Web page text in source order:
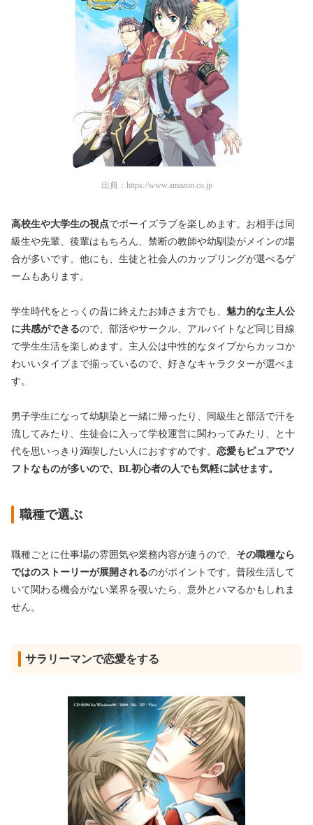
出典： https://www.amazon.co.jp
高校生や大学生の視点でボーイズラブを楽しめます。お相手は同
級生や先輩、後輩はもちろん、禁断の教師や幼馴染がメインの場
合が多いです。他にも、生徒と社会人のカップリングが選べるゲ
ームもあります。
学生時代をとっくの昔に終えたお姉さま方でも、 魅力的な主人公
に共感ができるので、部活やサークル、アルバイトなど同じ目線
で学生生活を楽しめます。主人公は中性的なタイプからカッコか
わいいタイプまで揃っているので、好きなキャラクターが選べま
す。
男子学生になって幼馴染と一緒に帰ったり、同級生と部活で汗を
流してみたり、生徒会に入って学校運営に関わってみたり、と十
代を思いっきり満喫したい人におすすめです。 恋愛もピュアでソ
フトなものが多いので、BL初心者の人でも気軽に試せます。
職種で選ぶ
職種ごとに仕事場の雰囲気や業務内容が違うので、 その職種なら
ではのストーリーが展開されるのがポイントです。普段生活して
いて関わる機会がない業界を覗いたら、意外とハマるかもしれま
せん。
サラリーマンで恋愛をする